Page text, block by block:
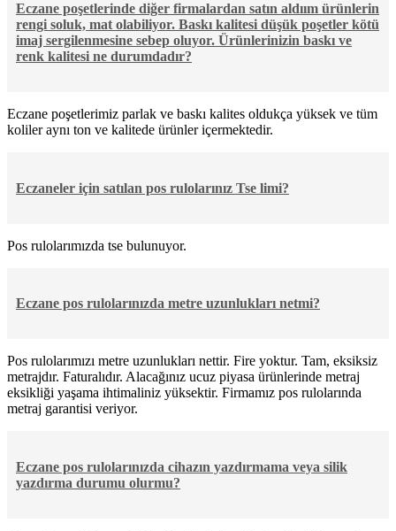
Eczane poşetlerinde diğer firmalardan satın aldıım ürünlerin
rengi soluk, mat olabiliyor. Baskı kalitesi düşük poşetler kötü
imaj sergilenmesine sebep oluyor. Ürünlerinizin baskı ve
renk kalitesi ne durumdadır?
Eczane poşetlerimiz parlak ve baskı kalites oldukça yüksek ve tüm
koliler aynı ton ve kalitede ürünler içermektedir.
Eczaneler için satılan pos rulolarınız Tse limi?
Pos rulolarımızda tse bulunuyor.
Eczane pos rulolarınızda metre uzunlukları netmi?
Pos rulolarımızı metre uzunlukları nettir. Fire yoktur. Tam, eksiksiz
metrajdır. Faturalıdır. Alacağınız ucuz piyasa ürünlerinde metraj
eksikliği yaşama ihtimaliniz yüksektir. Firmamız pos rulolarında
metraj garantisi veriyor.
Eczane pos rulolarınızda cihazın yazdırmama veya silik
yazdırma durumu olurmu?